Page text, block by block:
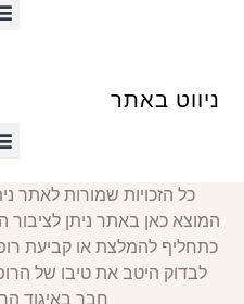
ניווט באתר
כל הזכויות שמורות לאתר
המוצא כאן באתר ניתן
כתחליף להמלצת או קביעת
לבדוק היטב את טיבו של
חבר באיגוד